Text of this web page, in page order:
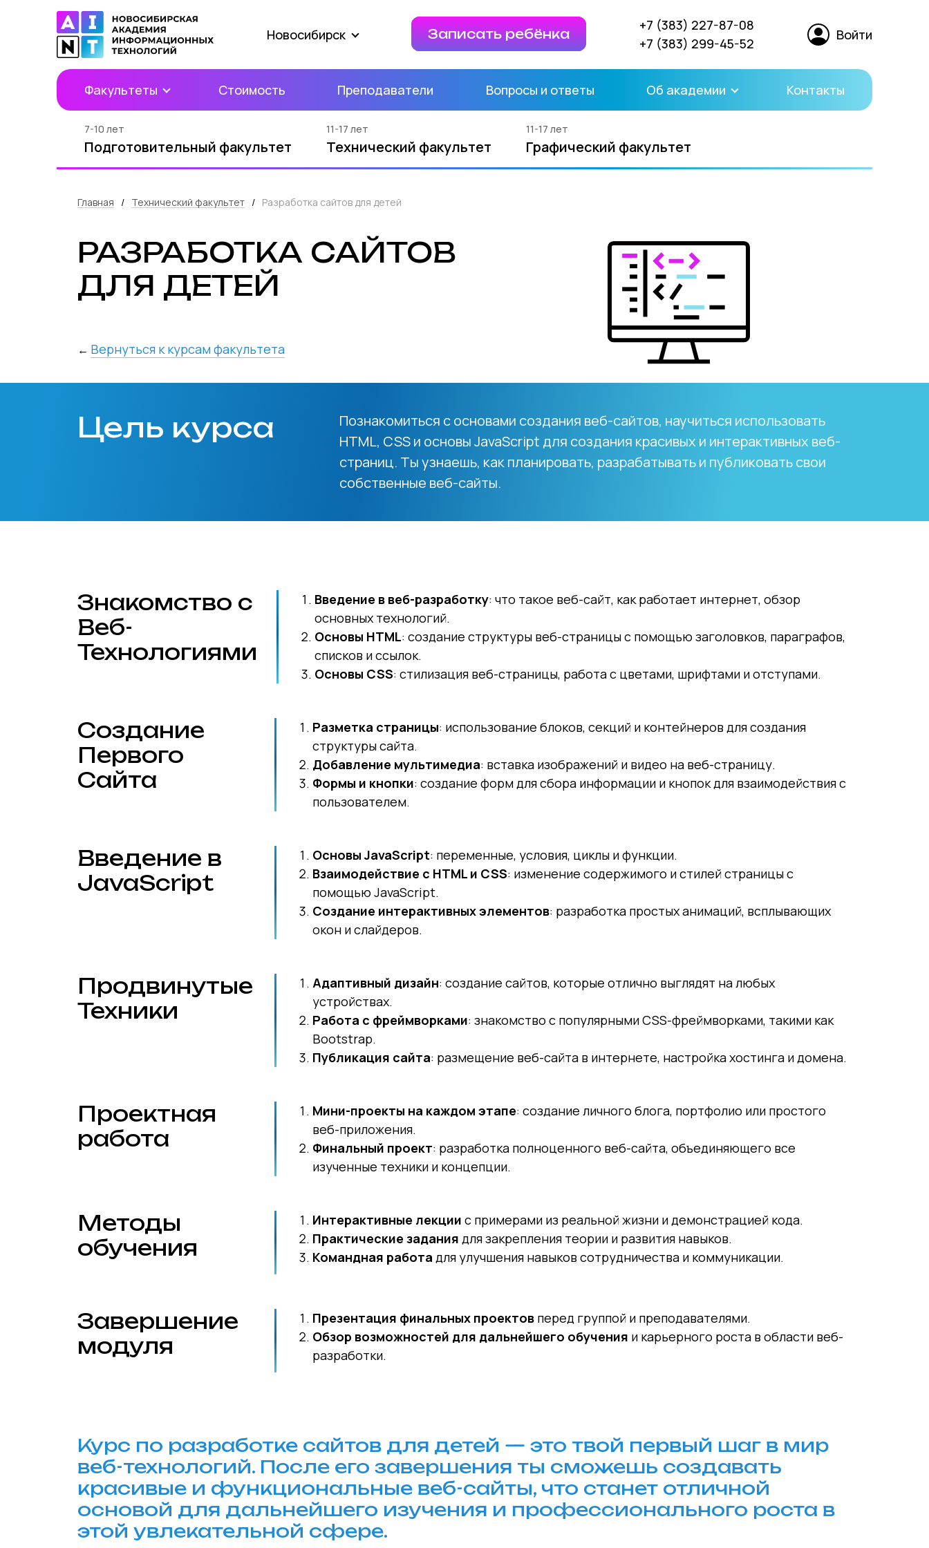
Новосибирск Записать ребёнка
+7 (383) 227-87-08
+7 (383) 299-45-52
Войти
Факультеты Стоимость Преподаватели Вопросы и ответы Об академии Контакты
7-10 лет
Подготовительный факультет
11-17 лет
Технический факультет
11-17 лет
Графический факультет
Главная / Технический факультет / Разработка сайтов для детей
РАЗРАБОТКА САЙТОВ
ДЛЯ ДЕТЕЙ
← Вернуться к курсам факультета
Цель курса
Познакомиться с основами создания веб-сайтов, научиться использовать
HTML, CSS и основы JavaScript для создания красивых и интерактивных веб-
страниц. Ты узнаешь, как планировать, разрабатывать и публиковать свои
собственные веб-сайты.
Знакомство с
Веб-
Технологиями
Введение в веб-разработку: что такое веб-сайт, как работает интернет, обзор
основных технологий.
Основы HTML: создание структуры веб-страницы с помощью заголовков, параграфов,
списков и ссылок.
Основы CSS: стилизация веб-страницы, работа с цветами, шрифтами и отступами.
Создание
Первого
Сайта
Разметка страницы: использование блоков, секций и контейнеров для создания
структуры сайта.
Добавление мультимедиа: вставка изображений и видео на веб-страницу.
Формы и кнопки: создание форм для сбора информации и кнопок для взаимодействия с
пользователем.
Введение в
JavaScript
Основы JavaScript: переменные, условия, циклы и функции.
Взаимодействие с HTML и CSS: изменение содержимого и стилей страницы с
помощью JavaScript.
Создание интерактивных элементов: разработка простых анимаций, всплывающих
окон и слайдеров.
Продвинутые
Техники
Адаптивный дизайн: создание сайтов, которые отлично выглядят на любых
устройствах.
Работа с фреймворками: знакомство с популярными CSS-фреймворками, такими как
Bootstrap.
Публикация сайта: размещение веб-сайта в интернете, настройка хостинга и домена.
Проектная
работа
Мини-проекты на каждом этапе: создание личного блога, портфолио или простого
веб-приложения.
Финальный проект: разработка полноценного веб-сайта, объединяющего все
изученные техники и концепции.
Методы
обучения
Интерактивные лекции с примерами из реальной жизни и демонстрацией кода.
Практические задания для закрепления теории и развития навыков.
Командная работа для улучшения навыков сотрудничества и коммуникации.
Завершение
модуля
Презентация финальных проектов перед группой и преподавателями.
Обзор возможностей для дальнейшего обучения и карьерного роста в области веб-
разработки.
Курс по разработке сайтов для детей — это твой первый шаг в мир
веб-технологий. После его завершения ты сможешь создавать
красивые и функциональные веб-сайты, что станет отличной
основой для дальнейшего изучения и профессионального роста в
этой увлекательной сфере.